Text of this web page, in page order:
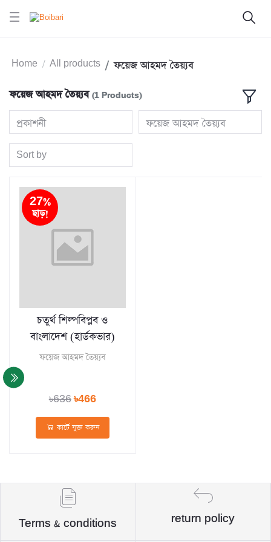
Home All products ফয়েজ আহমদ তৈয়্যব
ফয়েজ আহমদ তৈয়্যব(1 Products)
প্রকাশনী ফয়েজ আহমদ তৈয়্যব
Sort by
27%
ছাড়!
চতুর্থ শিল্পবিপ্লব ও
বাংলাদেশ (হার্ডকভার)
ফয়েজ আহমদ তৈয়্যব
৳636৳466
কার্টে যুক্ত করুন
Terms & conditions return policy